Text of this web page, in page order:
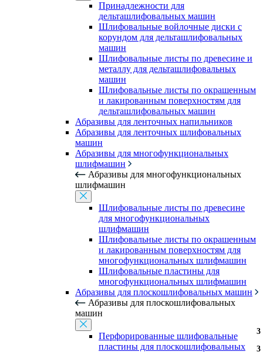
Принадлежности для
дельташлифовальных машин
Шлифовальные войлочные диски с
корундом для дельташлифовальных
машин
Шлифовальные листы по древесине и
металлу для дельташлифовальных
машин
Шлифовальные листы по окрашенным
и лакированным поверхностям для
дельташлифовальных машин
Абразивы для ленточных напильников
Абразивы для ленточных шлифовальных
машин
Абразивы для многофункциональных
шлифмашин
Абразивы для многофункциональных
шлифмашин
Шлифовальные листы по древесине
для многофункциональных
шлифмашин
Шлифовальные листы по окрашенным
и лакированным поверхностям для
многофункциональных шлифмашин
Шлифовальные пластины для
многофункциональных шлифмашин
Абразивы для плоскошлифовальных машин
Абразивы для плоскошлифовальных
машин
Перфорированные шлифовальные
пластины для плоскошлифовальных
3
3
3
3